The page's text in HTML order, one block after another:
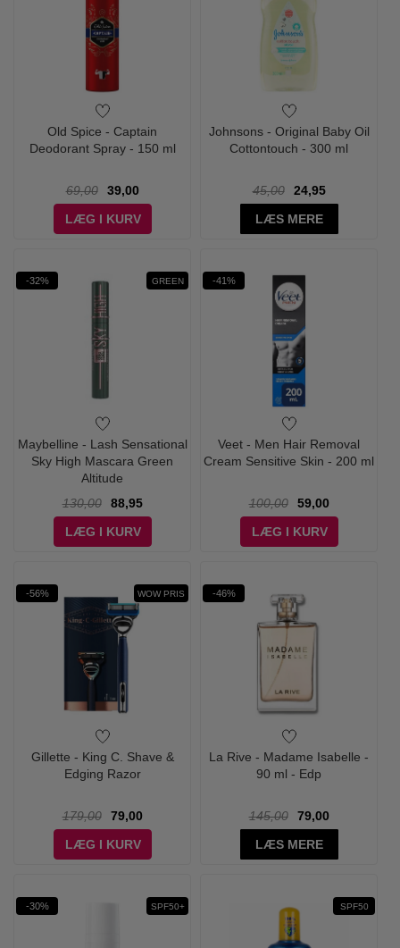
Old Spice - Captain
Deodorant Spray - 150 ml
69,00
39,00
LÆG I KURV
Johnsons - Original Baby Oil
Cottontouch - 300 ml
45,00
24,95
LÆS MERE
-32% GREEN
Maybelline - Lash Sensational
Sky High Mascara Green
Altitude
130,00
88,95
LÆG I KURV
-41%
Veet - Men Hair Removal
Cream Sensitive Skin - 200 ml
100,00
59,00
LÆG I KURV
-56% WOW PRIS
Gillette - King C. Shave &
Edging Razor
179,00
79,00
LÆG I KURV
-46%
La Rive - Madame Isabelle -
90 ml - Edp
145,00
79,00
LÆS MERE
-30% SPF50+ SPF50